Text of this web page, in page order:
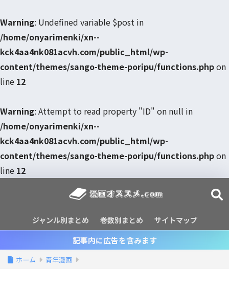
Warning: Undefined variable $post in
/home/onyarimenki/xn--
kck4aa4nk081acvh.com/public_html/wp-
content/themes/sango-theme-poripu/functions.phpon
line 12
Warning: Attempt to read property "ID" on null in
/home/onyarimenki/xn--
kck4aa4nk081acvh.com/public_html/wp-
content/themes/sango-theme-poripu/functions.phpon
line 12
ジャンル別まとめ 巻数別まとめ サイトマップ
記事内に広告を含みます
ホーム 青年漫画